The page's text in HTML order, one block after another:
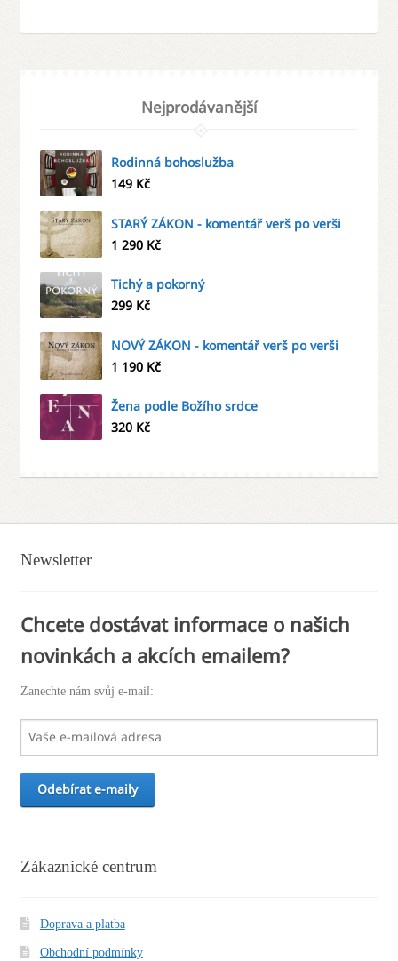
Nejprodávanější
Rodinná bohoslužba
149 Kč
STARÝ ZÁKON - komentář verš po verši
1 290 Kč
Tichý a pokorný
299 Kč
NOVÝ ZÁKON - komentář verš po verši
1 190 Kč
Žena podle Božího srdce
320 Kč
Newsletter
Chcete dostávat informace o našich
novinkách a akcích emailem?
Zanechte nám svůj e-mail:
Zákaznické centrum
Doprava a platba
Obchodní podmínky